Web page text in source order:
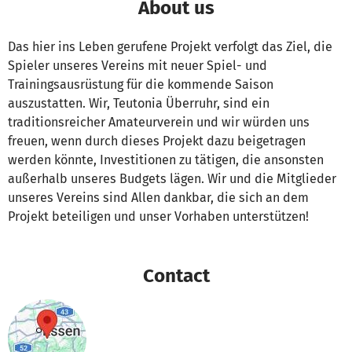
About us
Das hier ins Leben gerufene Projekt verfolgt das Ziel, die
Spieler unseres Vereins mit neuer Spiel- und
Trainingsausrüstung für die kommende Saison
auszustatten. Wir, Teutonia Überruhr, sind ein
traditionsreicher Amateurverein und wir würden uns
freuen, wenn durch dieses Projekt dazu beigetragen
werden könnte, Investitionen zu tätigen, die ansonsten
außerhalb unseres Budgets lägen. Wir und die Mitglieder
unseres Vereins sind Allen dankbar, die sich an dem
Projekt beteiligen und unser Vorhaben unterstützen!
Contact